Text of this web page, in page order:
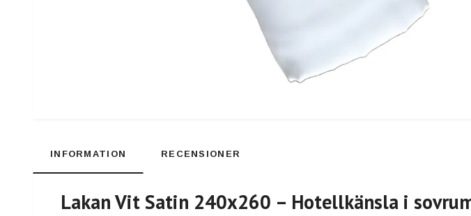
INFORMATION RECENSIONER
Lakan Vit Satin 240x260 – Hotellkänsla i